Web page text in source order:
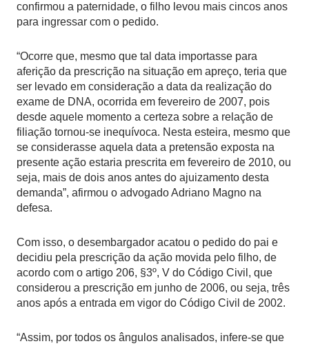
confirmou a paternidade, o filho levou mais cincos anos
para ingressar com o pedido.
“Ocorre que, mesmo que tal data importasse para
aferição da prescrição na situação em apreço, teria que
ser levado em consideração a data da realização do
exame de DNA, ocorrida em fevereiro de 2007, pois
desde aquele momento a certeza sobre a relação de
filiação tornou-se inequívoca. Nesta esteira, mesmo que
se considerasse aquela data a pretensão exposta na
presente ação estaria prescrita em fevereiro de 2010, ou
seja, mais de dois anos antes do ajuizamento desta
demanda”, afirmou o advogado Adriano Magno na
defesa.
Com isso, o desembargador acatou o pedido do pai e
decidiu pela prescrição da ação movida pelo filho, de
acordo com o artigo 206, §3º, V do Código Civil, que
considerou a prescrição em junho de 2006, ou seja, três
anos após a entrada em vigor do Código Civil de 2002.
“Assim, por todos os ângulos analisados, infere-se que